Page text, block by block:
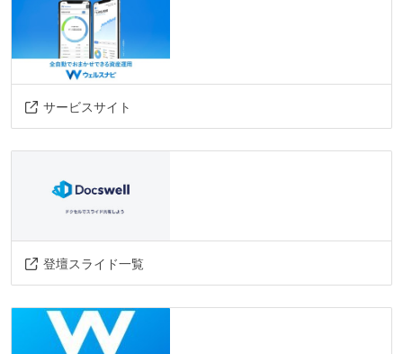
サービスサイト
登壇スライド一覧